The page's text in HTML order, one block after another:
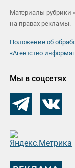
Материалы рубрики
на правах рекламы.
Положение об
«Агентство
Мы в соцсетях